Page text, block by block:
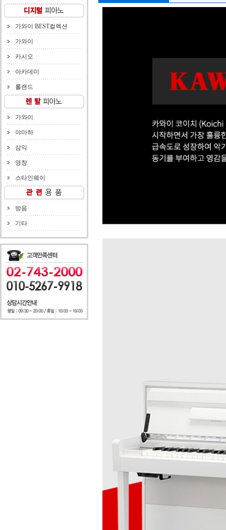
가와이 BEST컬렉션
가와이
카시오
아카데미
롤랜드
가와이
야마하
삼익
영창
스타인웨이
방음
기타